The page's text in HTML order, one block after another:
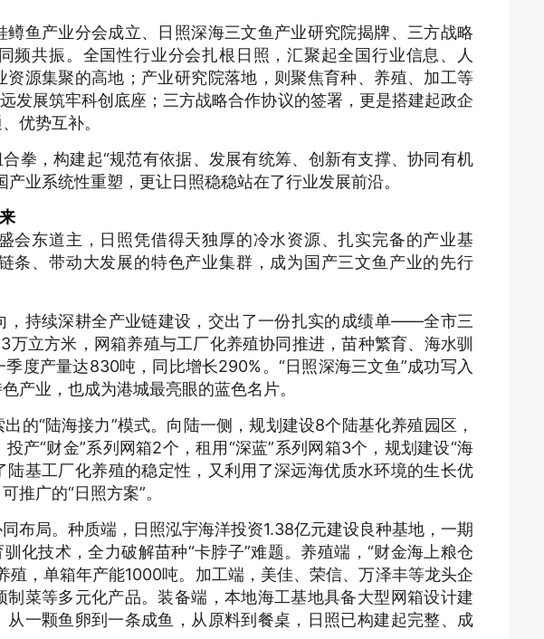
产业分会成立、日照深海三文鱼产业研究院揭牌、三方战略
频共振。全国性行业分会扎根日照，汇聚起全国行业信息、人
源集聚的高地；产业研究院落地，则聚焦育种、养殖、加工等
发展筑牢科创底座；三方战略合作协议的签署，更是搭建起政企
优势互补。
，构建起“规范有依据、发展有统筹、创新有支撑、协同有机
业系统性重塑，更让日照稳稳站在了行业发展前沿。
东道主，日照凭借得天独厚的冷水资源、扎实完备的产业基
条、带动大发展的特色产业集群，成为国产三文鱼产业的先行
持续深耕全产业链建设，交出了一份扎实的成绩单——全市三
立方米，网箱养殖与工厂化养殖协同推进，苗种繁育、海水驯
度产量达830吨，同比增长290%。“日照深海三文鱼”成功写入
产业，也成为港城最亮眼的蓝色名片。
“陆海接力”模式。向陆一侧，规划建设8个陆基化养殖园区，
产“财金”系列网箱2个，租用“深蓝”系列网箱3个，规划建设“海
基工厂化养殖的稳定性，又利用了深远海优质水环境的生长优
推广的“日照方案”。
局。种质端，日照泓宇海洋投资1.38亿元建设良种基地，一期
化技术，全力破解苗种“卡脖子”难题。养殖端，“财金海上粮仓
殖，单箱年产能1000吨。加工端，美佳、荣信、万泽丰等龙头企
菜等多元化产品。装备端，本地海工基地具备大型网箱设计建
一颗鱼卵到一条成鱼，从原料到餐桌，日照已构建起完整、成